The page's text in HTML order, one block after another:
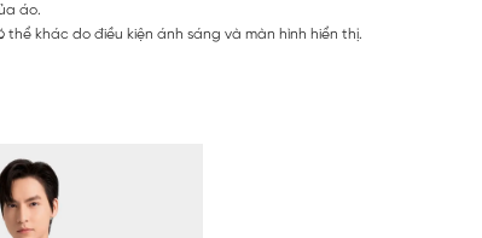
áo.
khác do điều kiện ánh sáng và màn hình hiển thị.